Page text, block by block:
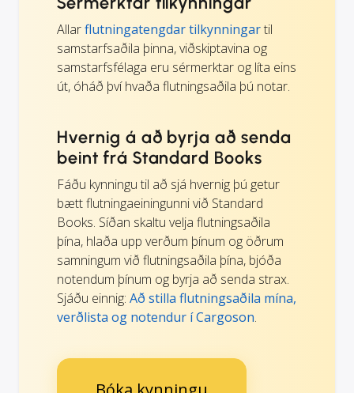
Allarflutningatengdar tilkynningartil
samstarfsaðila þinna, viðskiptavina og
samstarfsfélaga eru sérmerktar og líta eins
út, óháð því hvaða flutningsaðila þú notar.
Hvernig á að byrja að senda
beint frá Standard Books
Fáðu kynningu til að sjá hvernig þú getur
bætt flutningaeiningunni við Standard
Books. Síðan skaltu velja flutningsaðila
þína, hlaða upp verðum þínum og öðrum
samningum við flutningsaðila þína, bjóða
notendum þínum og byrja að senda strax.
Sjáðu einnig: Að stilla flutningsaðila mína,
verðlista og notendur í Cargoson.